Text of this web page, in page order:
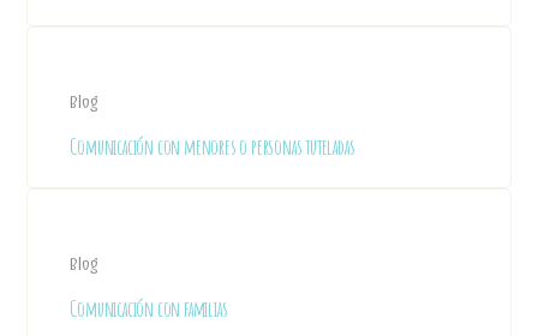
Blog
Comunicación con menores o personas tuteladas
Blog
Comunicación con familias